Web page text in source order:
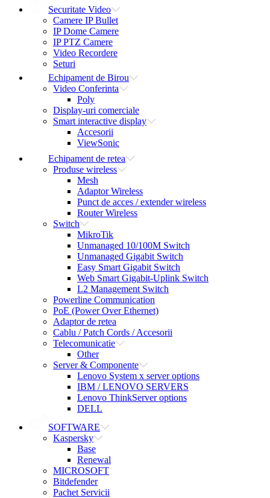
Securitate Video
Camere IP Bullet
IP Dome Camere
IP PTZ Camere
Video Recordere
Seturi
Echipament de Birou
Video Conferinta
Poly
Display-uri comerciale
Smart interactive display
Accesorii
ViewSonic
Echipament de retea
Produse wireless
Mesh
Adaptor Wireless
Punct de acces / extender wireless
Router Wireless
Switch
MikroTik
Unmanaged 10/100M Switch
Unmanaged Gigabit Switch
Easy Smart Gigabit Switch
Web Smart Gigabit-Uplink Switch
L2 Management Switch
Powerline Communication
PoE (Power Over Ethernet)
Adaptor de retea
Cablu / Patch Cords / Accesorii
Telecomunicatie
Other
Server & Componente
Lenovo System x server options
IBM / LENOVO SERVERS
Lenovo ThinkServer options
DELL
SOFTWARE
Kaspersky
Base
Renewal
MICROSOFT
Bitdefender
Pachet Servicii